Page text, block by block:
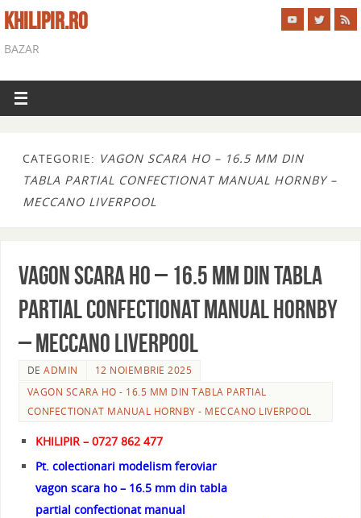
KHILIPIR.RO
BAZAR
CATEGORIE: VAGON SCARA HO – 16.5 MM DIN
TABLA PARTIAL CONFECTIONAT MANUAL HORNBY –
MECCANO LIVERPOOL
vagon scara ho – 16.5 mm din tabla
partial confectionat manual HORNBY
– MECCANO LIVERPOOL
DEADMIN
12 NOIEMBRIE 2025
VAGON SCARA HO - 16.5 MM DIN TABLA PARTIAL
CONFECTIONAT MANUAL HORNBY - MECCANO LIVERPOOL
KHILIPIR – 0727 862 477
Pt. colectionari modelism feroviar
vagon scara ho – 16.5 mm din tabla
partial confectionat manual